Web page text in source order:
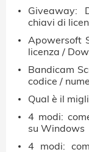
Giveaway:
chiavi di
Apowersoft
licenza /
Bandicam
codice /
Qual è il
4 modi:
su Windows
4 modi: